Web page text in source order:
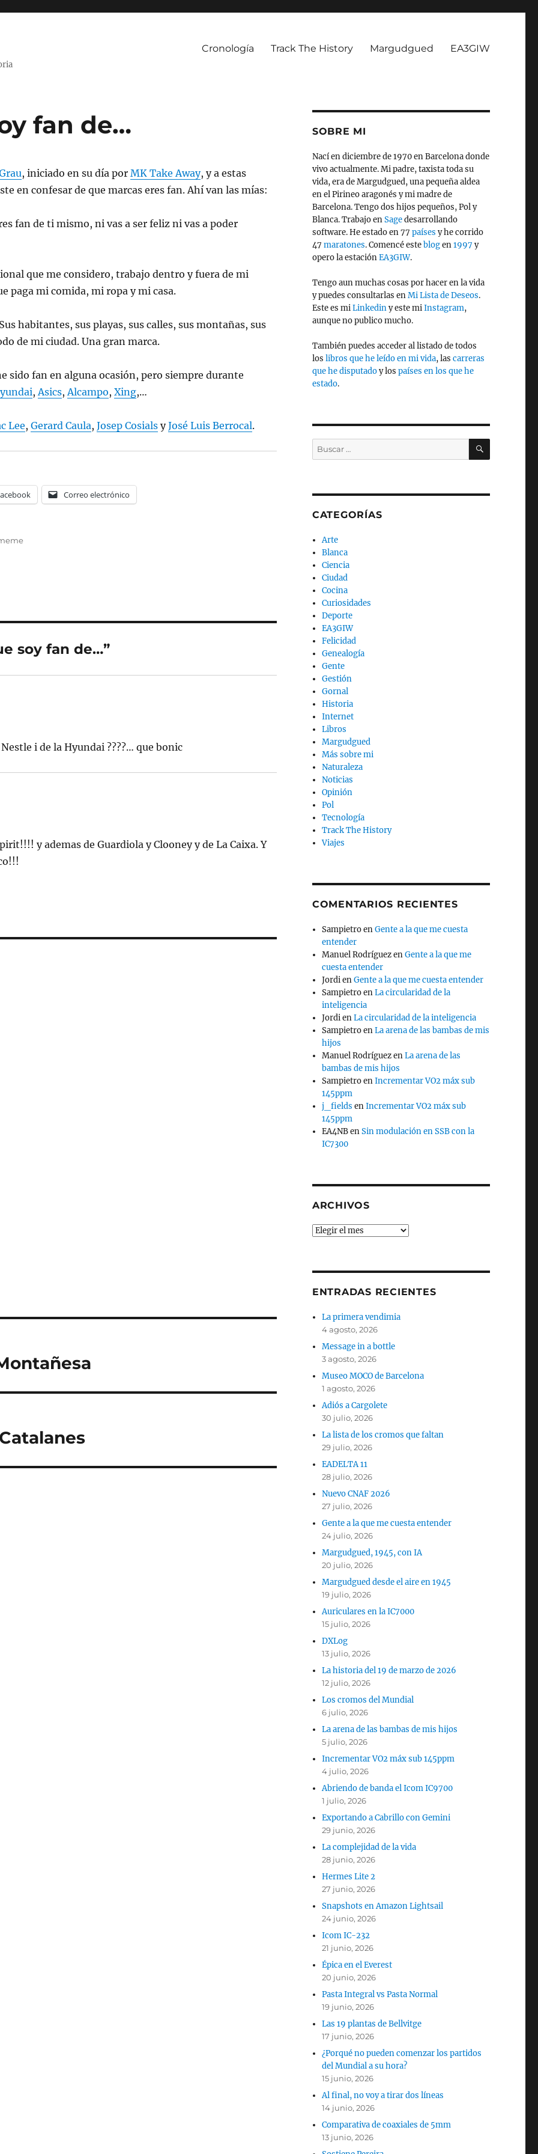
Cronología Track The History Margudgued EA3GIW
fan de…
, iniciado en su día porMK Take Away, y a estas
en confesar de que marcas eres fan. Ahí van las mías:
fan de ti mismo, ni vas a ser feliz ni vas a poder
que me considero, trabajo dentro y fuera de mi
paga mi comida, mi ropa y mi casa.
habitantes, sus playas, sus calles, sus montañas, sus
de mi ciudad. Una gran marca.
sido fan en alguna ocasión, pero siempre durante
,Asics,Alcampo,Xing,…
Lee,Gerard Caula,Josep Cosials yJosé Luis Berrocal.
Correo electrónico
soy fan de…”
i de la Hyundai ????… que bonic
y ademas de Guardiola y Clooney y de La Caixa. Y
SOBRE MI
Nací en diciembre de 1970 en Barcelona donde
vivo actualmente. Mi padre, taxista toda su
vida, era de Margudgued, una pequeña aldea
en el Pirineo aragonés y mi madre de
Barcelona. Tengo dos hijos pequeños, Pol y
Blanca. Trabajo enSagedesarrollando
software. He estado en 77 países y he corrido
47 maratones. Comencé esteblogen1997 y
opero la estaciónEA3GIW.
Tengo aun muchas cosas por hacer en la vida
y puedes consultarlas enMi Lista de Deseos.
Este es miLinkediny este miInstagram,
aunque no publico mucho.
También puedes acceder al listado de todos
los libros que he leído en mi vida, las carreras
que he disputadoy los países en los que he
estado.
Buscar
por:
BUSCAR
CATEGORÍAS
Arte
Blanca
Ciencia
Ciudad
Cocina
Curiosidades
Deporte
EA3GIW
Felicidad
Genealogía
Gente
Gestión
Gornal
Historia
Internet
Libros
Margudgued
Más sobre mi
Naturaleza
Noticias
Opinión
Pol
Tecnología
Track The History
Viajes
COMENTARIOS RECIENTES
SampietroenGente a la que me cuesta
entender
Manuel RodríguezenGente a la que me
cuesta entender
JordienGente a la que me cuesta entender
SampietroenLa circularidad de la
inteligencia
JordienLa circularidad de la inteligencia
SampietroenLa arena de las bambas de mis
hijos
Manuel RodríguezenLa arena de las
bambas de mis hijos
SampietroenIncrementar VO2 máx sub
145ppm
j_fields enIncrementar VO2 máx sub
145ppm
EA4NBenSin modulación en SSB con la
IC7300
ARCHIVOS
Archivos
ENTRADAS RECIENTES
La primera vendimia
4 agosto, 2026
Message in a bottle
3 agosto, 2026
Museo MOCO de Barcelona
1 agosto, 2026
Adiós a Cargolete
30 julio, 2026
La lista de los cromos que faltan
29 julio, 2026
EADELTA 11
28 julio, 2026
Nuevo CNAF 2026
27 julio, 2026
Gente a la que me cuesta entender
24 julio, 2026
Margudgued, 1945, con IA
20 julio, 2026
Margudgued desde el aire en 1945
19 julio, 2026
Auriculares en la IC7000
15 julio, 2026
DXLog
13 julio, 2026
La historia del 19 de marzo de 2026
12 julio, 2026
Los cromos del Mundial
6 julio, 2026
La arena de las bambas de mis hijos
5 julio, 2026
Incrementar VO2 máx sub 145ppm
4 julio, 2026
Abriendo de banda el Icom IC9700
1 julio, 2026
Exportando a Cabrillo con Gemini
29 junio, 2026
La complejidad de la vida
28 junio, 2026
Hermes Lite 2
27 junio, 2026
Snapshots en Amazon Lightsail
24 junio, 2026
Icom IC-232
21 junio, 2026
Épica en el Everest
20 junio, 2026
Pasta Integral vs Pasta Normal
19 junio, 2026
Las 19 plantas de Bellvitge
17 junio, 2026
¿Porqué no pueden comenzar los partidos
del Mundial a su hora?
15 junio, 2026
Al final, no voy a tirar dos líneas
14 junio, 2026
Comparativa de coaxiales de 5mm
13 junio, 2026